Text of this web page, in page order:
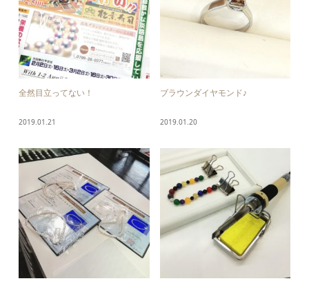
全然目立ってない！
2019.01.21
ブラウンダイヤモンド♪
2019.01.20